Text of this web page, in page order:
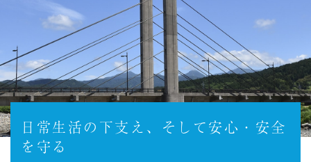
日常生活の下支え、そして安心・安全
を守る